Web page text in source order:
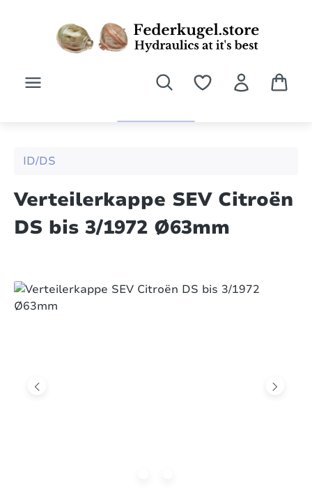
ID/DS
Verteilerkappe SEV Citroën
DS bis 3/1972 Ø63mm
Bildergalerie überspringen